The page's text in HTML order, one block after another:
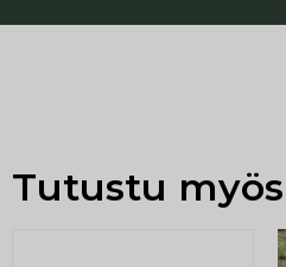
Tutustu myös